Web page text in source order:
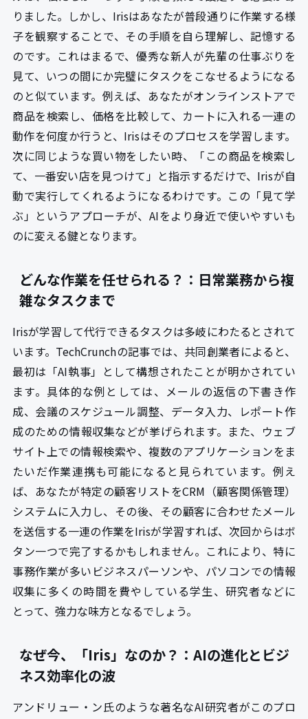
りました。しかし、Irisはあなたが普段通りに作業する様
子を観察することで、その手順を自ら理解し、記憶する
のです。これはまるで、優秀な新人が先輩の仕事ぶりを
見て、いつの間にか完璧にタスクをこなせるようになる
のと似ています。例えば、あなたがオンラインストアで
商品を検索し、価格を比較して、カートに入れる一連の
動作を何度か行うと、Irisはそのプロセスを学習します。
次に同じような買い物をしたい時、「この商品を検索し
て、一番安い店を見つけて」と指示するだけで、Irisが自
動で実行してくれるようになるわけです。この「見て学
ぶ」というアプローチが、AIをより身近で使いやすいも
のに変える鍵となります。
どんな作業を任せられる？：日常業務から複
雑なタスクまで
Irisが学習して代行できるタスクは多岐にわたるとされて
います。TechCrunchの記事では、共同創業者によると、
最初は「AI執事」として構想されたことが明かされてい
ます。具体的な例としては、メールの返信の下書き作
成、会議のスケジュール調整、データ入力、レポート作
成のための情報収集などが挙げられます。また、ウェブ
サイト上での情報検索や、複数のアプリケーションをま
たいだ作業連携も可能になると見られています。例え
ば、あなたが特定の顧客リストをCRM（顧客関係管理）
システムに入力し、その後、その顧客に合わせたメール
を送信する一連の作業をIrisが学習すれば、次回からはボ
タン一つで完了するかもしれません。これにより、特に
事務作業が多いビジネスパーソンや、パソコンでの情報
収集に多くの時間を費やしている学生、研究者などに
とって、強力な味方となるでしょう。
なぜ今、「Iris」なのか？：AIの進化とビジ
ネス効率化の波
アンドリュー・ン氏のような著名なAI研究者がこのプロ